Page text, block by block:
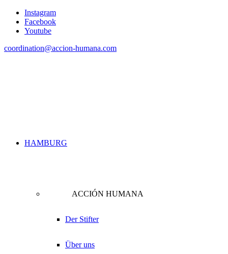
Instagram
Facebook
Youtube
coordination@accion-humana.com
HAMBURG
ACCIÓN HUMANA
Der Stifter
Über uns